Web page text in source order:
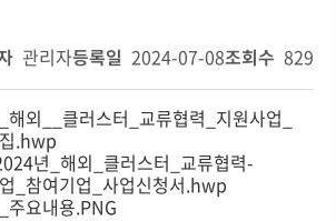
관리자등록일 2024-07-08조회수 829
해외__클러스터_교류협력_지원사업_
.hwp
년_해외_클러스터_교류협력-
_참여기업_사업신청서.hwp
주요내용.PNG